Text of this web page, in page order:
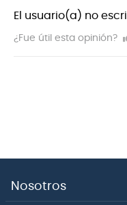
El usuario(a) no
¿Fue útil esta opinión?
Nosotros